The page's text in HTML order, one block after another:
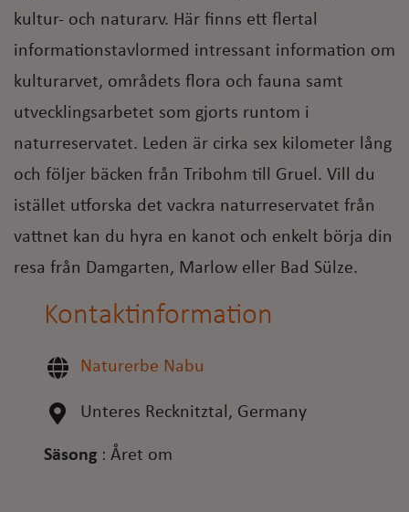
kultur- och naturarv. Här finns ett flertal
informationstavlormed intressant information om
kulturarvet, områdets flora och fauna samt
utvecklingsarbetet som gjorts runtom i
naturreservatet. Leden är cirka sex kilometer lång
och följer bäcken från Tribohm till Gruel. Vill du
istället utforska det vackra naturreservatet från
vattnet kan du hyra en kanot och enkelt börja din
resa från Damgarten, Marlow eller Bad Sülze.
Kontaktinformation
Naturerbe Nabu
Unteres Recknitztal, Germany
Säsong : Året om